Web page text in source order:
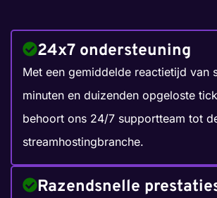
24x7 ondersteuning
Met een gemiddelde reactietijd van
minuten en duizenden opgeloste
behoort ons 24/7 supportteam tot
streamhostingbranche.
Razendsnelle